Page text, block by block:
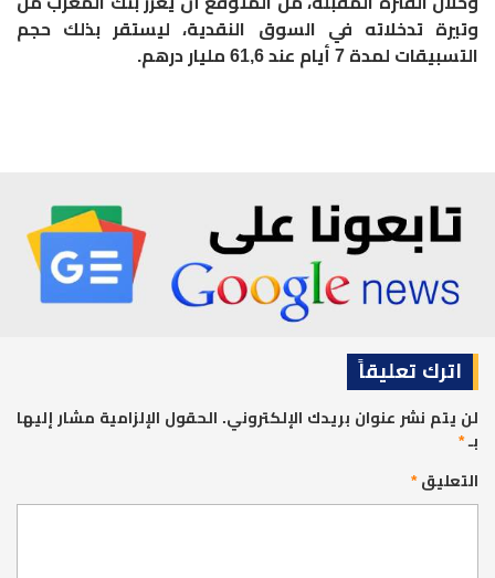
وتيرة تدخلاته في السوق النقدية، ليستقر بذلك حجم
التسبيقات لمدة 7 أيام عند 61,6 مليار درهم.
اترك تعليقاً
لن يتم نشر عنوان بريدك الإلكتروني. الحقول الإلزامية مشار إليها
بـ*
التعليق*